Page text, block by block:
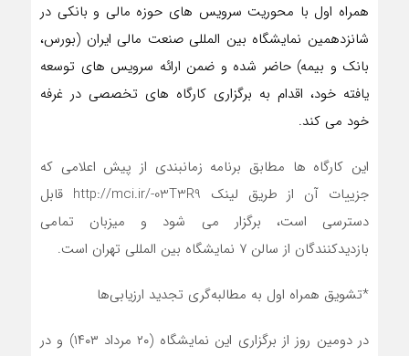
همراه اول با محوریت سرویس های حوزه مالی و بانکی در
شانزدهمین نمایشگاه بین المللی صنعت مالی ایران (بورس،
بانک و بیمه) حاضر شده و ضمن ارائه سرویس های توسعه
یافته خود، اقدام به برگزاری کارگاه های تخصصی در غرفه
خود می کند.
این کارگاه ها مطابق برنامه زمانبندی از پیش اعلامی که
جزییات آن از طریق لینک http://mci.ir/-03T3R9 قابل
دسترسی است، برگزار می شود و میزبان تمامی
بازدیدکنندگان از سالن ۷ نمایشگاه بین المللی تهران است.
*تشویق همراه اول به مطالبه‌گری تجدید ارزیابی‌ها
در دومین روز از برگزاری این نمایشگاه (۲۰ مرداد ۱۴۰۳) و در